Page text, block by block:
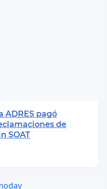
ADRES pagó
de
SOAT